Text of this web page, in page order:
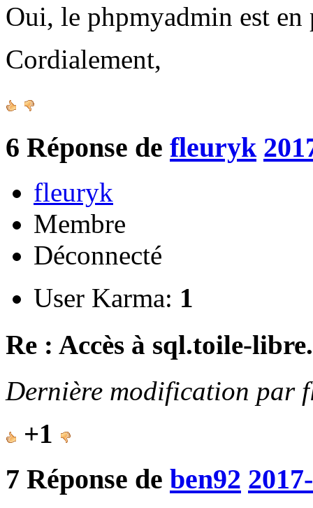
Oui, le phpmyadmin est
Cordialement,
6 Réponse de fleuryk
fleuryk
Membre
Déconnecté
User Karma: 1
Re : Accès à sql.toile-
Dernière modification par
+1
7 Réponse de ben92